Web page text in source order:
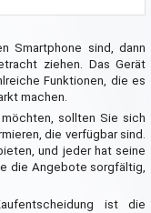
Smartphone sind, dann
ziehen. Das Gerät
Funktionen, die es
machen.
sollten Sie sich
die verfügbar sind.
und jeder hat seine
die Angebote sorgfältig,
ist die